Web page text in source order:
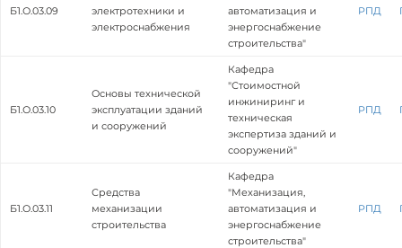
Б1.О.03.09
электротехники и
электроснабжения
автоматизация и
энергоснабжение
строительства"
РПД
Б1.О.03.10
Основы технической
эксплуатации зданий
и сооружений
Кафедра
"Стоимостной
инжиниринг и
техническая
экспертиза зданий и
сооружений"
РПД
Б1.О.03.11
Средства
механизации
строительства
Кафедра
"Механизация,
автоматизация и
энергоснабжение
строительства"
РПД